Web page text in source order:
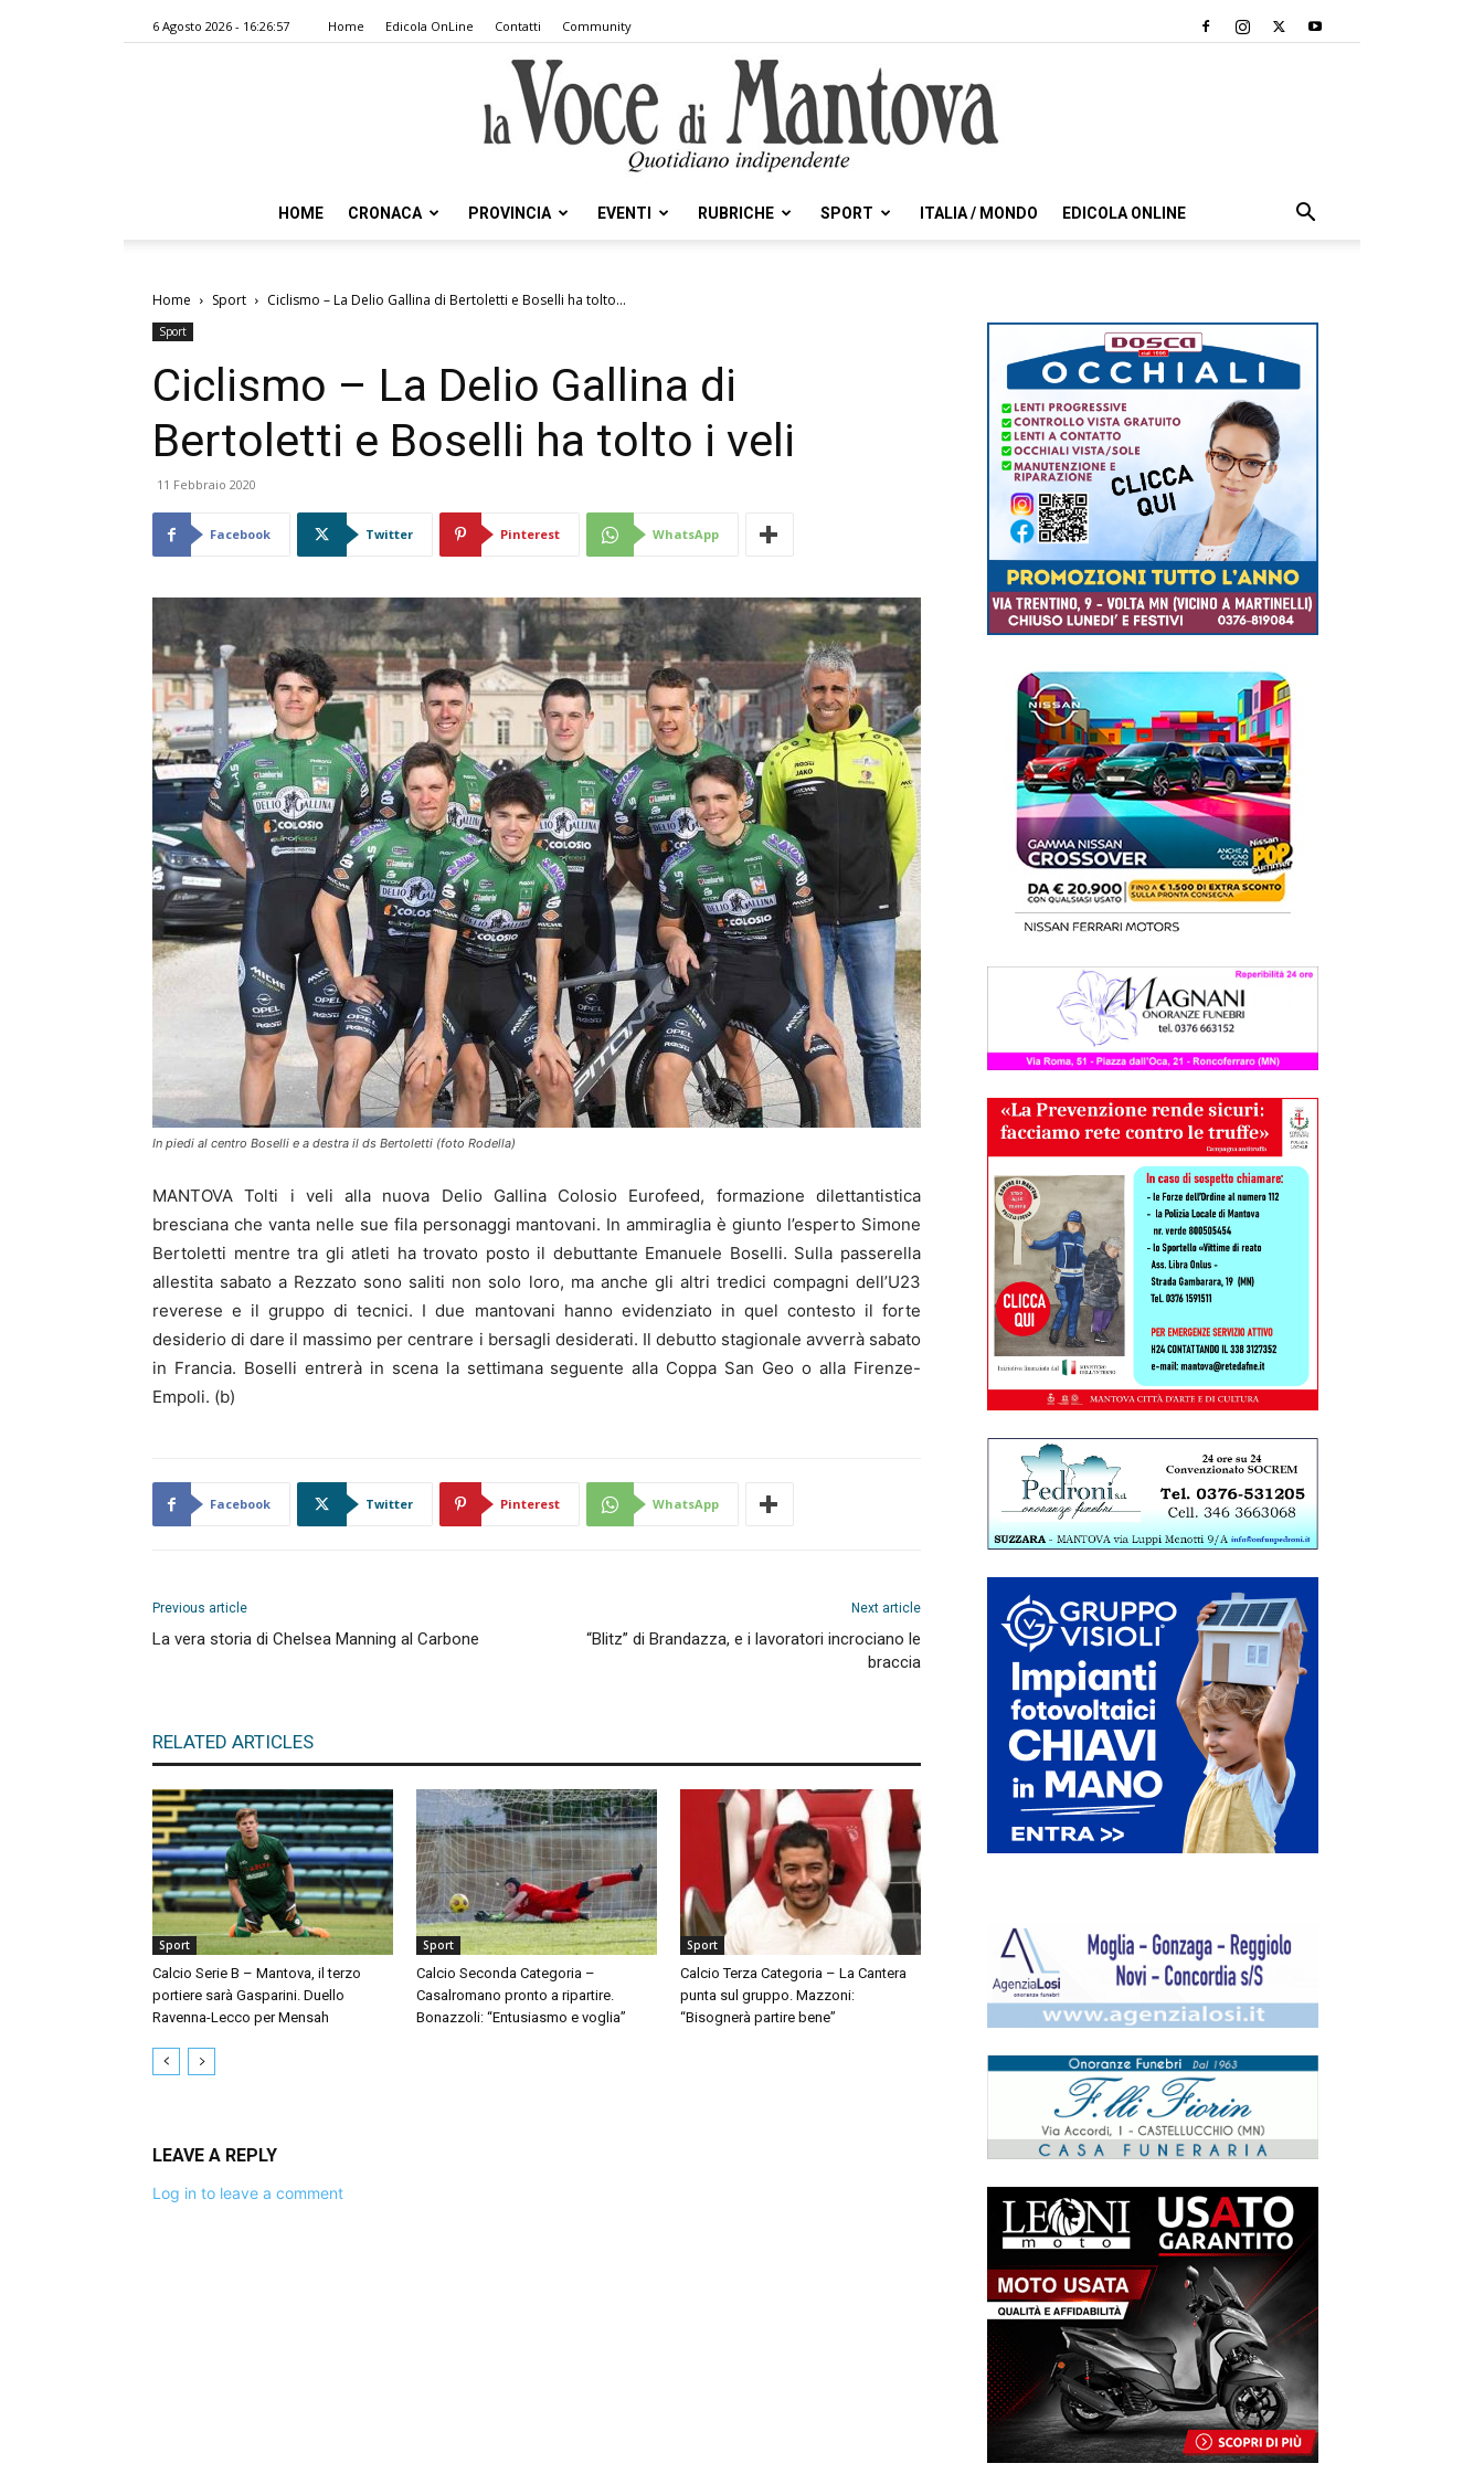
6 Agosto 2026 - 16:26:57 Home Edicola OnLine Contatti Community
Mantova
HOME CRONACA PROVINCIA EVENTI RUBRICHE SPORT ITALIA / MONDO EDICOLA ONLINE
Home Sport Ciclismo – La Delio Gallina di Bertoletti e Boselli ha tolto...
Sport
Ciclismo – La Delio Gallina di
Bertoletti e Boselli ha tolto i veli
11 Febbraio 2020
Facebook Twitter Pinterest WhatsApp
In piedi al centro Boselli e a destra il ds Bertoletti (foto Rodella)
MANTOVA Tolti i veli alla nuova Delio Gallina Colosio Eurofeed, formazione dilettantistica
bresciana che vanta nelle sue fila personaggi mantovani. In ammiraglia è giunto l’esperto Simone
Bertoletti mentre tra gli atleti ha trovato posto il debuttante Emanuele Boselli. Sulla passerella
allestita sabato a Rezzato sono saliti non solo loro, ma anche gli altri tredici compagni dell’U23
reverese e il gruppo di tecnici. I due mantovani hanno evidenziato in quel contesto il forte
desiderio di dare il massimo per centrare i bersagli desiderati. Il debutto stagionale avverrà sabato
in Francia. Boselli entrerà in scena la settimana seguente alla Coppa San Geo o alla Firenze-
Empoli. (b)
Facebook Twitter Pinterest WhatsApp
Previous article
La vera storia di Chelsea Manning al Carbone
Next article
“Blitz” di Brandazza, e i lavoratori incrociano le
braccia
RELATED ARTICLES
Sport
Calcio Serie B – Mantova, il terzo
portiere sarà Gasparini. Duello
Ravenna-Lecco per Mensah
Sport
Calcio Seconda Categoria –
Casalromano pronto a ripartire.
Bonazzoli: “Entusiasmo e voglia”
Sport
Calcio Terza Categoria – La Cantera
punta sul gruppo. Mazzoni:
“Bisognerà partire bene”
LEAVE A REPLY
Log in to leave a comment